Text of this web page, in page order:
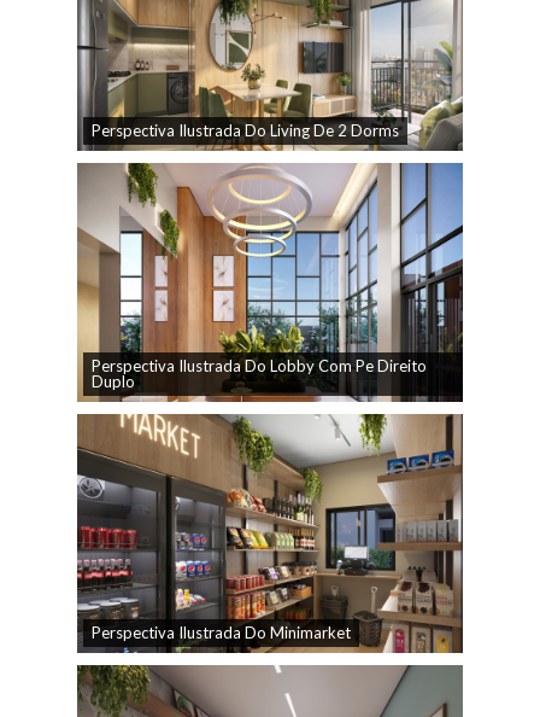
Perspectiva Ilustrada Do Living De 2 Dorms
Perspectiva Ilustrada Do Lobby Com Pe Direito
Duplo
Perspectiva Ilustrada Do Minimarket